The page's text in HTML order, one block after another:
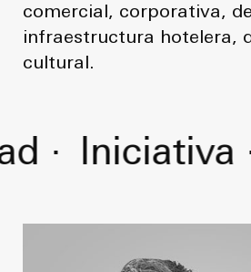
comercial, corporativa, de
infraestructura hotelera,
cultural.
· Iniciativa ·